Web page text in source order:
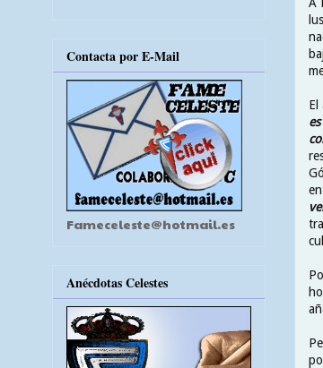
El
Contacta por E-Mail
Fameceleste@hotmail.es
Anécdotas Celestes